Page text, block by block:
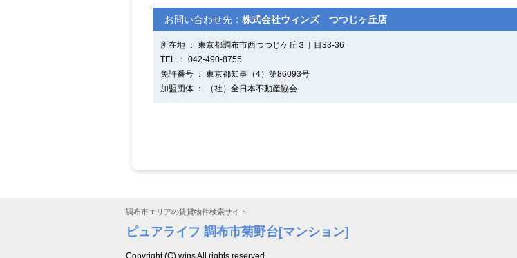
お問い合わせ先： 株式会社ウィンズ つつじヶ丘店
所在地 ： 東京都調布市西つつじケ丘３丁目33-36
TEL ： 042-490-8755
免許番号 ： 東京都知事（4）第86093号
加盟団体 ： （社）全日本不動産協会
調布市エリアの賃貸物件検索サイト
ピュアライフ 調布市菊野台[マンション]
Copyright (C) wins All rights reserved.